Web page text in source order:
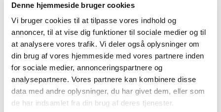
Denne hjemmeside bruger cookies
Vi bruger cookies til at tilpasse vores indhold og
annoncer, til at vise dig funktioner til sociale medier og til
at analysere vores trafik. Vi deler også oplysninger om
din brug af vores hjemmeside med vores partnere inden
for sociale medier, annonceringspartnere og
analysepartnere. Vores partnere kan kombinere disse
data med andre oplysninger, du har givet dem, eller som
de har indsamlet fra din brug af deres tjenester.
Ladeinfrastruktur i byen
Hvad koster ladeinfrastruktur?
Køb og udbud af ladeinfrastruktur
Kontrakter for ladeinfrastruktur
Ladeinfrastruktur i turistområder
Ladepunktsberegner til kommuner
Teknisk viden om
Brand i elbiler
Ordbog for elbiler
Elbilbatterier
Elbilers klimapåvirkning